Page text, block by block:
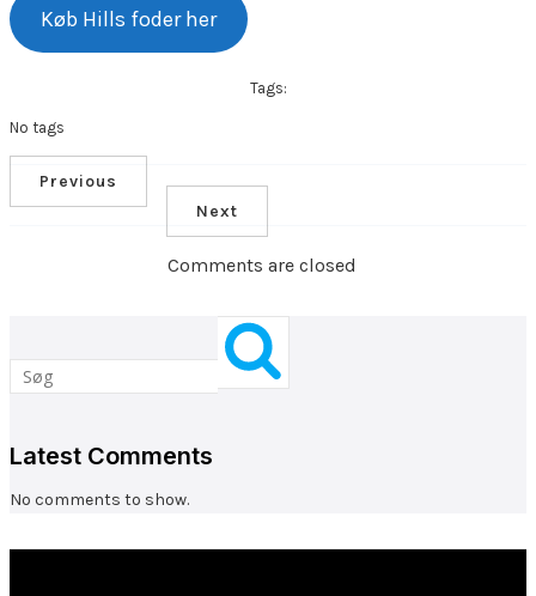
Køb Hills foder her
Tags:
No tags
Previous
Next
Comments are closed
Latest Comments
No comments to show.